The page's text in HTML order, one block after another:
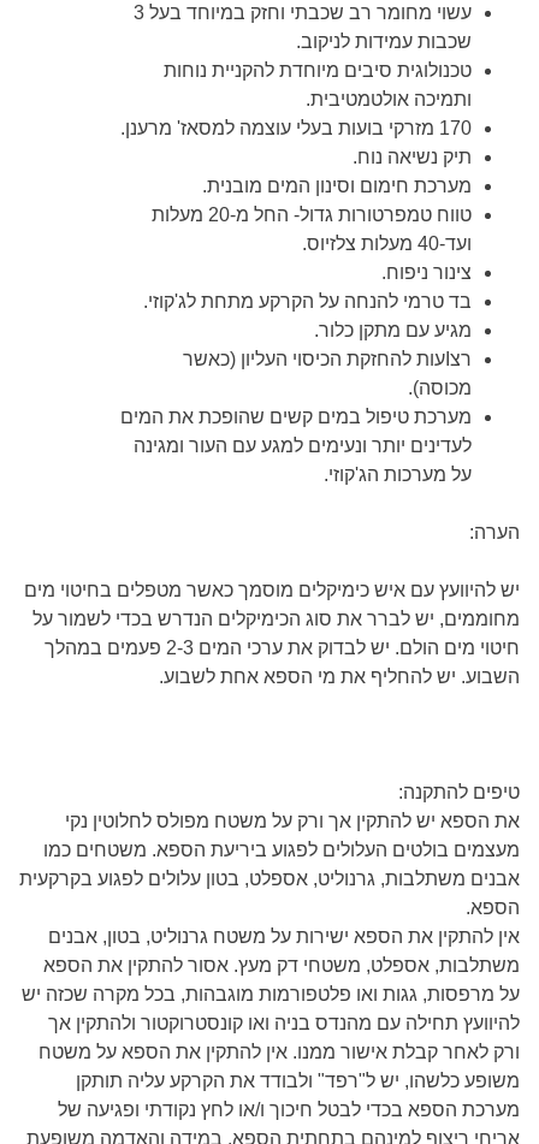
עשוי מחומר רב שכבתי וחזק במיוחד בעל 3
שכבות עמידות לניקוב.
טכנולוגית סיבים מיוחדת להקניית נוחות
ותמיכה אולטמטיבית.
170 מזרקי בועות בעלי עוצמה למסאז' מרענן.
תיק נשיאה נוח.
מערכת חימום וסינון המים מובנית.
טווח טמפרטורות גדול- החל מ-20 מעלות
ועד-40 מעלות צלזיוס.
צינור ניפוח.
בד טרמי להנחה על הקרקע מתחת לג'קוזי.
מגיע עם מתקן כלור.
רצIעות להחזקת הכיסוי העליון (כאשר
מכוסה).
מערכת טיפול במים קשים שהופכת את המים
לעדינים יותר ונעימים למגע עם העור ומגינה
על מערכות הג'קוזי.
הערה:
יש להיוועץ עם איש כימיקלים מוסמך כאשר מטפלים בחיטוי מים
מחוממים, יש לברר את סוג הכימיקלים הנדרש בכדי לשמור על
חיטוי מים הולם. יש לבדוק את ערכי המים 2-3 פעמים במהלך
השבוע. יש להחליף את מי הספא אחת לשבוע.
טיפים להתקנה:
את הספא יש להתקין אך ורק על משטח מפולס לחלוטין נקי
מעצמים בולטים העלולים לפגוע ביריעת הספא. משטחים כמו
אבנים משתלבות, גרנוליט, אספלט, בטון עלולים לפגוע בקרקעית
הספא.
אין להתקין את הספא ישירות על משטח גרנוליט, בטון, אבנים
משתלבות, אספלט, משטחי דק מעץ. אסור להתקין את הספא
על מרפסות, גגות ואו פלטפורמות מוגבהות, בכל מקרה שכזה יש
להיוועץ תחילה עם מהנדס בניה ואו קונסטרוקטור ולהתקין אך
ורק לאחר קבלת אישור ממנו. אין להתקין את הספא על משטח
משופע כלשהו, יש ל"רפד" ולבודד את הקרקע עליה תותקן
מערכת הספא בכדי לבטל חיכוך ו/או לחץ נקודתי ופגיעה של
אריחי ריצוף למינהם בתחתית הספא. במידה והאדמה משופעת